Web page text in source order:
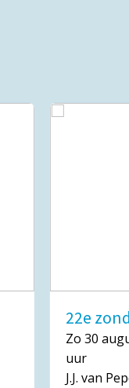
22e
Zo 30
uur
J.J. van